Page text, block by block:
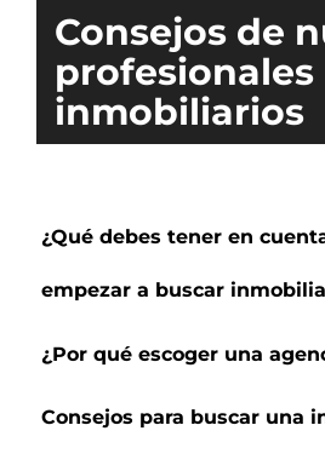
Consejos de
profesionales
inmobiliarios
¿Qué debes tener en
empezar a buscar
¿Por qué escoger una
Consejos para buscar una